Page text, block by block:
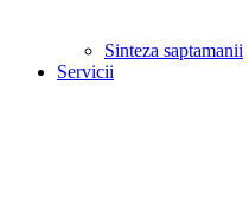
Sinteza saptamanii
Servicii